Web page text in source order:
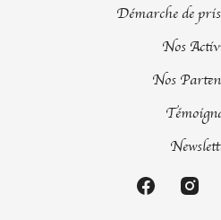
Démarche de
Nos
Nos